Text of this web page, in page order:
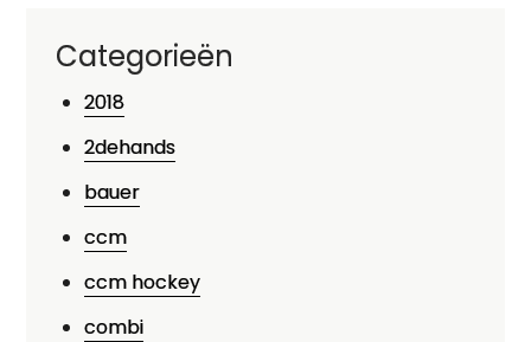
Categorieën
2018
2dehands
bauer
ccm
ccm hockey
combi